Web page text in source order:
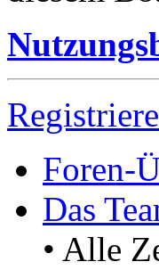
Foren-
Das
• Alle